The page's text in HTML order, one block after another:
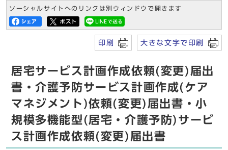
ソーシャルサイトへのリンクは別ウィンドウで開きます
印刷 大きな文字で印刷
居宅サービス計画作成依頼(変更)届出
書・介護予防サービス計画作成(ケア
マネジメント)依頼(変更)届出書・小
規模多機能型(居宅・介護予防)サービ
ス計画作成依頼(変更)届出書